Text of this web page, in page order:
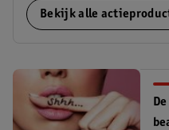
Bekijk alle